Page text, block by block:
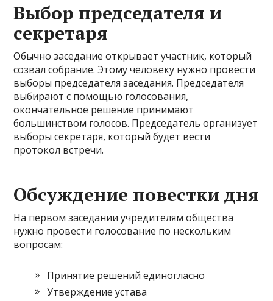
Выбор председателя и
секретаря
Обычно заседание открывает участник, который
созвал собрание. Этому человеку нужно провести
выборы председателя заседания. Председателя
выбирают с помощью голосования,
окончательное решение принимают
большинством голосов. Председатель организует
выборы секретаря, который будет вести
протокол встречи.
Обсуждение повестки дня
На первом заседании учредителям общества
нужно провести голосование по нескольким
вопросам:
Принятие решений единогласно
Утверждение устава